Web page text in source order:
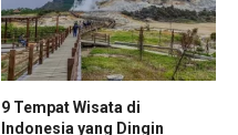
9 Tempat Wisata di
Indonesia yang Dingin